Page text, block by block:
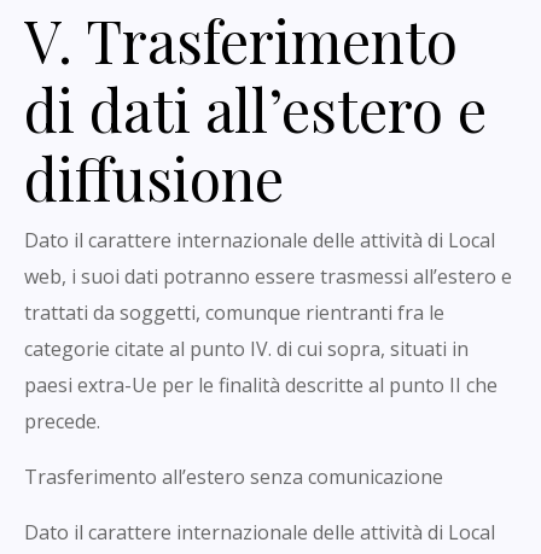
V. Trasferimento
di dati all’estero e
diffusione
Dato il carattere internazionale delle attività di Local
web, i suoi dati potranno essere trasmessi all’estero e
trattati da soggetti, comunque rientranti fra le
categorie citate al punto IV. di cui sopra, situati in
paesi extra-Ue per le finalità descritte al punto II che
precede.
Trasferimento all’estero senza comunicazione
Dato il carattere internazionale delle attività di Local